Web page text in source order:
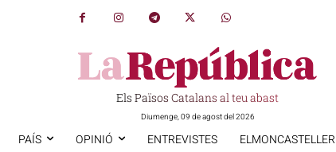
Els Països Catalans al teu abast
Diumenge, 09 de agost del 2026
PAÍS OPINIÓ ENTREVISTES ELMONCASTELLER